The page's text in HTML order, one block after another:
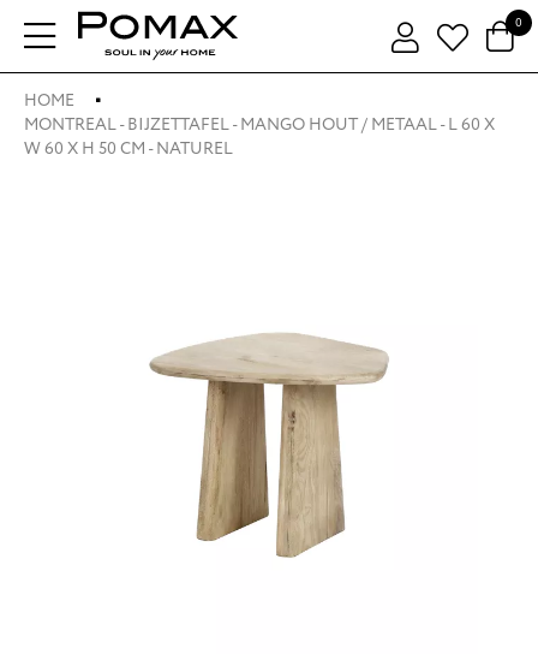
0
HOME
MONTREAL - BIJZETTAFEL - MANGO HOUT / METAAL - L 60 X
W 60 X H 50 CM - NATUREL